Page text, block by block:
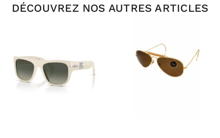
DÉCOUVREZ NOS AUTRES ARTICLES